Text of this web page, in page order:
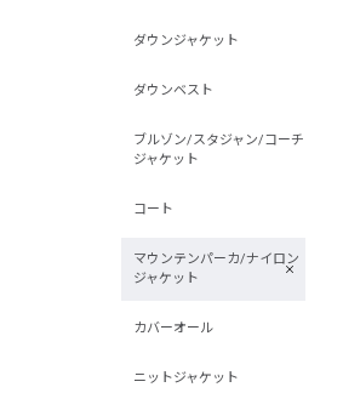
ダウンジャケット
ダウンベスト
ブルゾン/スタジャン/コーチ
ジャケット
コート
マウンテンパーカ/ナイロン
ジャケット
カバーオール
ニットジャケット
THE DUFFER OF ST.GEORGE
別注限定 ピグメントダイ バックプリント サーフ